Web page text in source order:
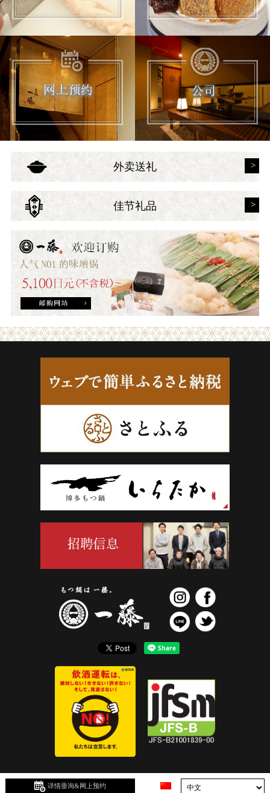
外卖送礼
佳节礼品
详情垂询&网上预约